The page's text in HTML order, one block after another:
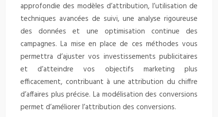
approfondie des modèles d’attribution, l’utilisation de
techniques avancées de suivi, une analyse rigoureuse
des données et une optimisation continue des
campagnes. La mise en place de ces méthodes vous
permettra d’ajuster vos investissements publicitaires
et d’atteindre vos objectifs marketing plus
efficacement, contribuant à une attribution du chiffre
d’affaires plus précise. La modélisation des conversions
permet d’améliorer l’attribution des conversions.